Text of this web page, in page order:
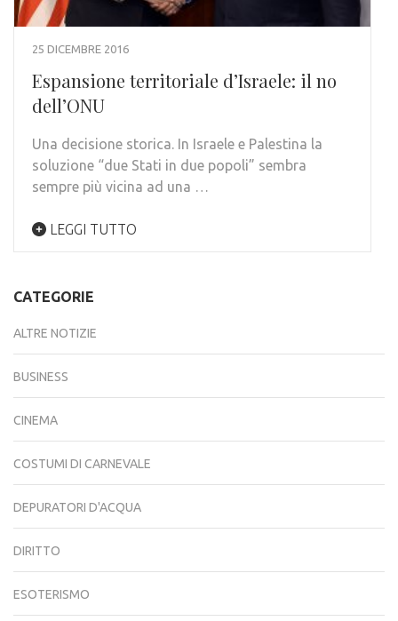
25 DICEMBRE 2016
Espansione territoriale d’Israele: il no
dell’ONU
Una decisione storica. In Israele e Palestina la
soluzione “due Stati in due popoli” sembra
sempre più vicina ad una …
LEGGI TUTTO
CATEGORIE
ALTRE NOTIZIE
BUSINESS
CINEMA
COSTUMI DI CARNEVALE
DEPURATORI D'ACQUA
DIRITTO
ESOTERISMO